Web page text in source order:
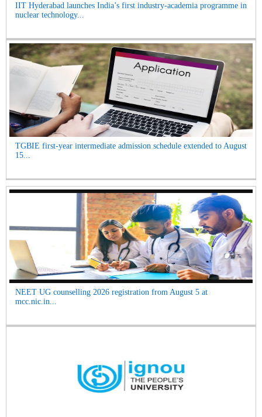
IIT Hyderabad launches India’s first industry-academia programme in
nuclear technology...
TGBIE first-year intermediate admission schedule extended to August
15...
NEET UG counselling 2026 registration from August 5 at
mcc.nic.in...